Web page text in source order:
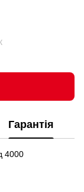
Гарантія
4000